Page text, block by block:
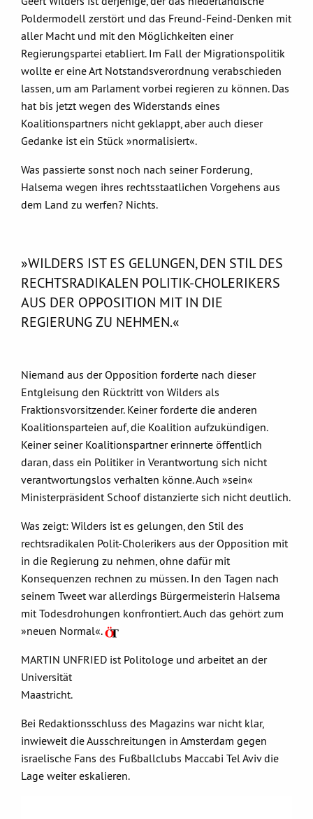
Poldermodell zerstört und das Freund-Feind-Denken mit
aller Macht und mit den Möglichkeiten einer
Regierungspartei etabliert. Im Fall der Migrationspolitik
wollte er eine Art Notstandsverordnung verabschieden
lassen, um am Parlament vorbei regieren zu können. Das
hat bis jetzt wegen des Widerstands eines
Koalitionspartners nicht geklappt, aber auch dieser
Gedanke ist ein Stück »normalisiert«.
Was passierte sonst noch nach seiner Forderung,
Halsema wegen ihres rechtsstaatlichen Vorgehens aus
dem Land zu werfen? Nichts.
»WILDERS IST ES GELUNGEN, DEN STIL DES
RECHTSRADIKALEN POLITIK-CHOLERIKERS
AUS DER OPPOSITION MIT IN DIE
REGIERUNG ZU NEHMEN.«
Niemand aus der Opposition forderte nach dieser
Entgleisung den Rücktritt von Wilders als
Fraktionsvorsitzender. Keiner forderte die anderen
Koalitionsparteien auf, die Koalition aufzukündigen.
Keiner seiner Koalitionspartner erinnerte öffentlich
daran, dass ein Politiker in Verantwortung sich nicht
verantwortungslos verhalten könne. Auch »sein«
Ministerpräsident Schoof distanzierte sich nicht deutlich.
Was zeigt: Wilders ist es gelungen, den Stil des
rechtsradikalen Polit-Cholerikers aus der Opposition mit
in die Regierung zu nehmen, ohne dafür mit
Konsequenzen rechnen zu müssen. In den Tagen nach
seinem Tweet war allerdings Bürgermeisterin Halsema
mit Todesdrohungen konfrontiert. Auch das gehört zum
»neuen Normal«.
MARTIN UNFRIED ist Politologe und arbeitet an der
Universität
Maastricht.
Bei Redaktionsschluss des Magazins war nicht klar,
inwieweit die Ausschreitungen in Amsterdam gegen
israelische Fans des Fußballclubs Maccabi Tel Aviv die
Lage weiter eskalieren.